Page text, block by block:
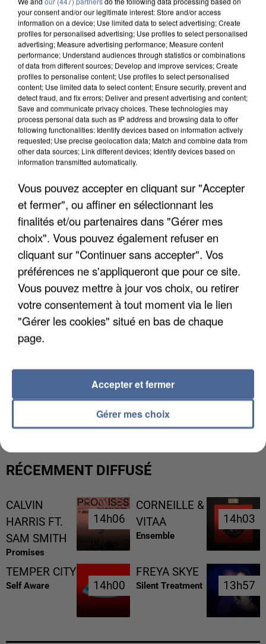
APRÈS TOUTES CES CANICULES, LES REFUGES
L’UN DES FONDATEURS SUPPOSÉS DE LA DZ
MAFIA INTERPELLÉ EN ALGÉRIE
RÉCEMMENT DIFFUSÉ
CALVIN
HARRIS FT.
SAM SMITH
Promises
14h06
14h06
CORNEILLE &
VITAA
Ensemble
14h03
14h03
TEMPER CITY
Self Aware 14h00
14h00
FREYA SKYE
Silent Treatment 13h57
13h57
your consent and/or our legitimate interest: Store and/or access
information on a device; Use limited data to select advertising; Create
profiles for personalised advertising; Use profiles to select personalised
advertising; Measure advertising performance; Measure content
performance; Understand audiences through statistics or combinations
of data from different sources; Develop and improve services; Create
profiles to personalise content; Use profiles to select personalised
content; Use limited data to select content; Ensure security, prevent and
detect fraud, and fix errors; Deliver and present advertising and content;
Save and communicate privacy choices. These technologies may
process personal data such as IP address and browsing data to offer
following functionalities: Identify devices based on information actively
requested; Use precise geolocation data; Match and combine data from
other data sources; Link different devices; Identify devices based on
information transmitted automatically.
Vous pouvez accepter en cliquant sur "Accepter
et fermer", ou affiner en sélectionnant les
finalités et/ou partenaires dans "Gérer mes
choix". Vous pouvez également refuser en
cliquant sur "Continuer sans accepter". Vos
préférences ne s'appliqueront que pour ce site.
Vous pouvez mettre à jour vos choix, ou retirer
votre consentement à tout moment via le lien
"Gérer les cookies" situé en bas de chaque
page.
Gérer mes choix
Accepter et fermer